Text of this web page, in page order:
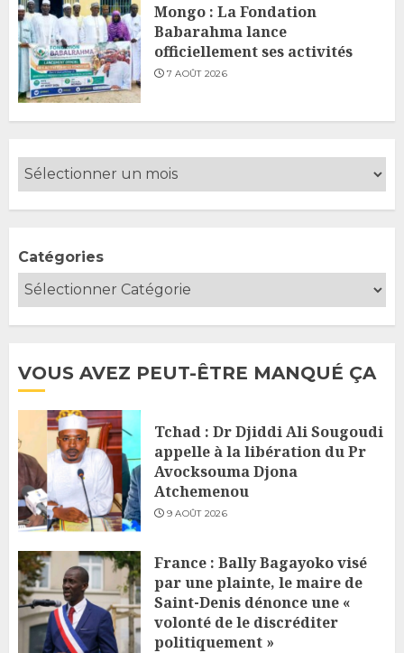
Mongo : La Fondation
Babarahma lance
officiellement ses activités
7 AOÛT 2026
Catégories
VOUS AVEZ PEUT-ÊTRE MANQUÉ ÇA
Tchad : Dr Djiddi Ali Sougoudi
appelle à la libération du Pr
Avocksouma Djona
Atchemenou
9 AOÛT 2026
France : Bally Bagayoko visé
par une plainte, le maire de
Saint-Denis dénonce une «
volonté de le discréditer
politiquement »